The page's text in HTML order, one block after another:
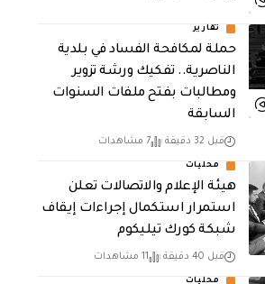
تقارير
حملة لمكافحة الفساد في بلدية
الناصرية.. تفكيك ورشة تزوير
ومطالبات بفتح ملفات السنوات
السابقة
قبل 32 دقيقة 7 مشاهدات
محليات
هيئة الإعلام والاتصالات تعلن
استمرار استكمال إجراءات إيقاف
شبكة كورك تيليكوم
قبل 40 دقيقة 11 مشاهدات
محليات